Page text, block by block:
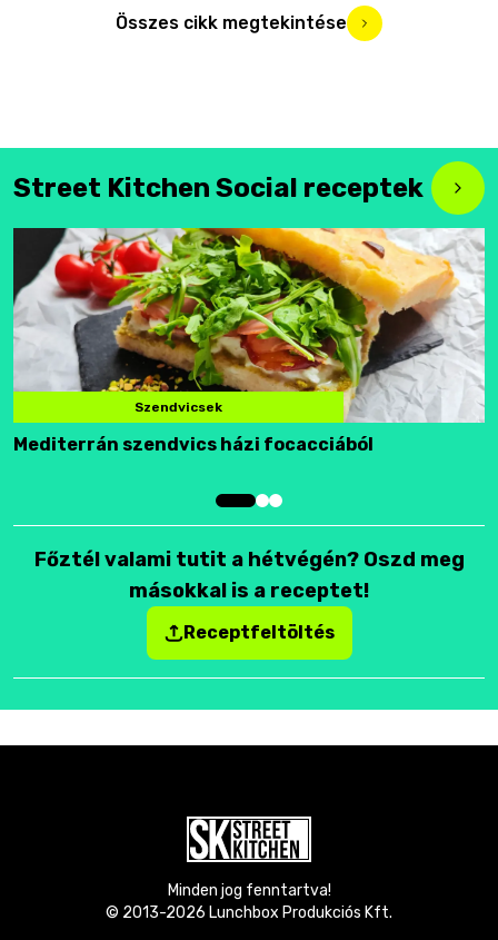
Összes cikk megtekintése
Street Kitchen Social receptek
Szendvicsek
Mediterrán szendvics házi focacciából
Főztél valami tutit a hétvégén? Oszd meg
másokkal is a receptet!
Receptfeltöltés
Minden jog fenntartva!
© 2013-2026 Lunchbox Produkciós Kft.